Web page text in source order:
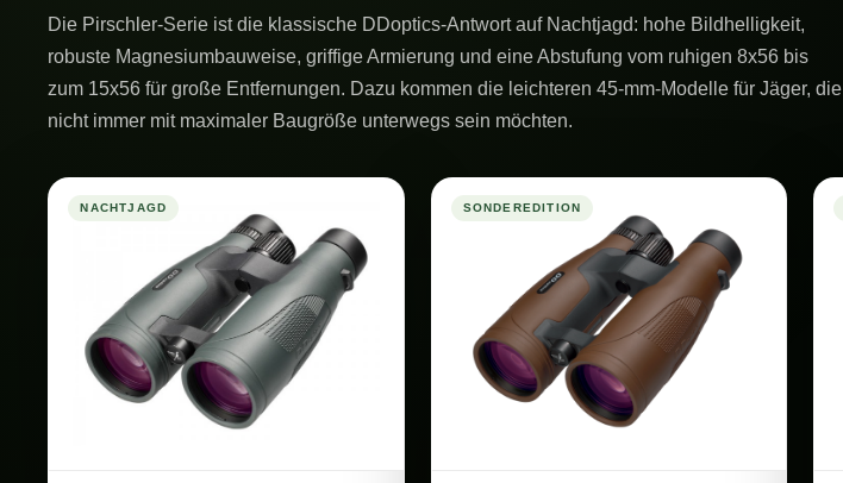
Die Pirschler-Serie ist die klassische DDoptics-Antwort auf Nachtjagd: hohe Bildhelligkeit,
robuste Magnesiumbauweise, griffige Armierung und eine Abstufung vom ruhigen 8x56 bis
zum 15x56 für große Entfernungen. Dazu kommen die leichteren 45-mm-Modelle für Jäger, die
nicht immer mit maximaler Baugröße unterwegs sein möchten.
NACHTJAGD SONDEREDITION